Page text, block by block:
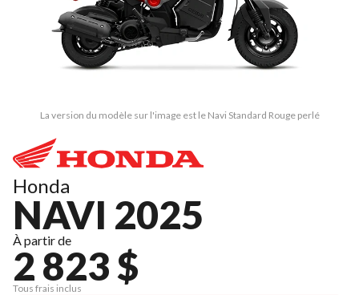
La version du modèle sur l'image est le Navi Standard Rouge perlé
Honda
NAVI 2025
À partir de
2 823 $
Tous frais inclus